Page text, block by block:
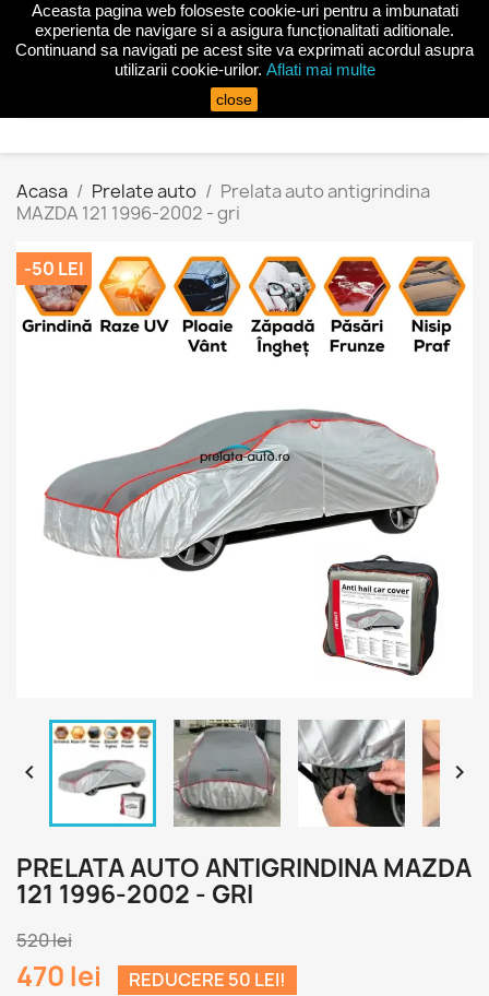
 shopping_cart

Acasa Prelate auto
Prelata auto antigrindina
MAZDA 121 1996-2002 - gri
-50 LEI
 
PRELATA AUTO ANTIGRINDINA MAZDA
121 1996-2002 - GRI
520 lei
470 lei REDUCERE 50 LEI!
Aceasta pagina web foloseste cookie-uri pentru a imbunatati
experienta de navigare si a asigura funcționalitati aditionale.
Continuand sa navigati pe acest site va exprimati acordul asupra
utilizarii cookie-urilor. Aflati mai multe
close